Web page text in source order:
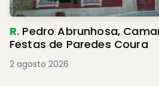
R. Pedro Abrunhosa,
Festas de Paredes Coura
2 agosto 2026